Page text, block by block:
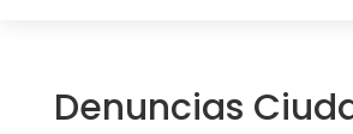
Denuncias